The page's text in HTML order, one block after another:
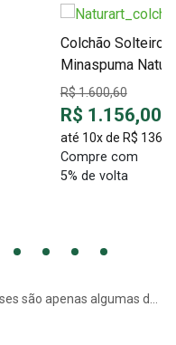
Colchão Solteiro
Minaspuma
R$ 1.600,60
R$ 1.156,00
até 10x de R$
Compre com
5% de volta